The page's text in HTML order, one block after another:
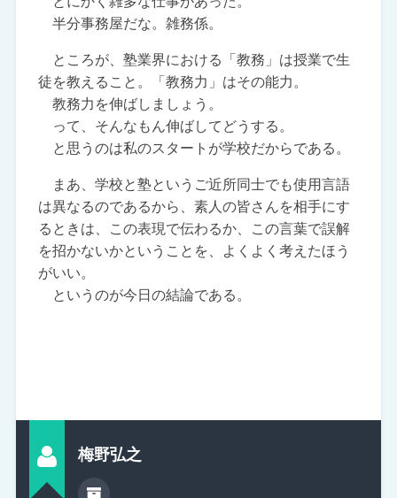
半分事務屋だな。雑務係。
ところが、塾業界における「教務」は授業で生
徒を教えること。「教務力」はその能力。
教務力を伸ばしましょう。
って、そんなもん伸ばしてどうする。
と思うのは私のスタートが学校だからである。
まあ、学校と塾というご近所同士でも使用言語
は異なるのであるから、素人の皆さんを相手にす
るときは、この表現で伝わるか、この言葉で誤解
を招かないかということを、よくよく考えたほう
がいい。
というのが今日の結論である。
梅野弘之